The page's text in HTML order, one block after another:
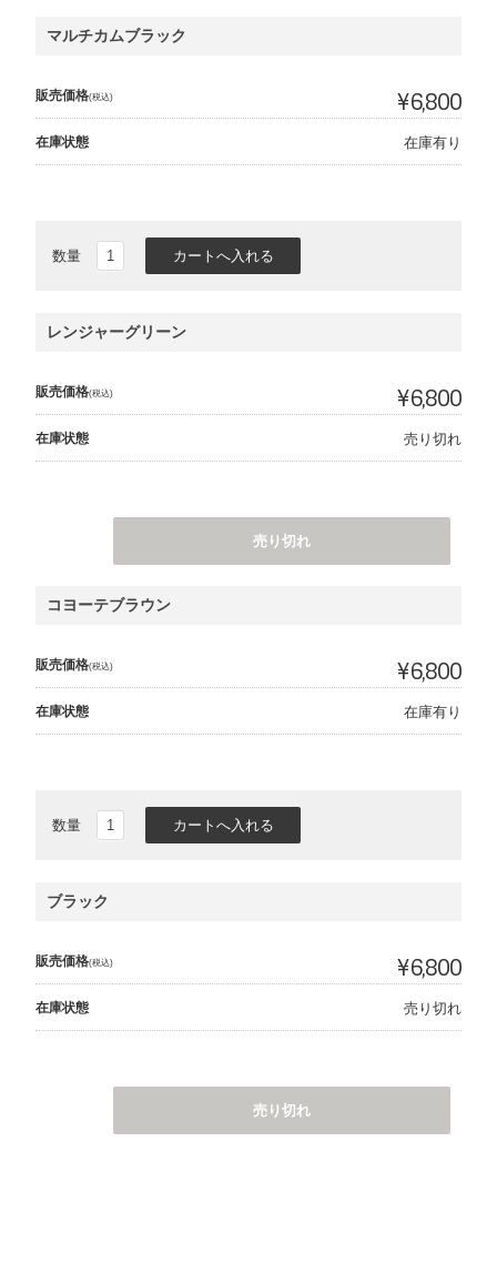
マルチカムブラック
販売価格(税込) ¥6,800
在庫状態 在庫有り
数量
レンジャーグリーン
販売価格(税込) ¥6,800
在庫状態 売り切れ
売り切れ
コヨーテブラウン
販売価格(税込) ¥6,800
在庫状態 在庫有り
数量
ブラック
販売価格(税込) ¥6,800
在庫状態 売り切れ
売り切れ